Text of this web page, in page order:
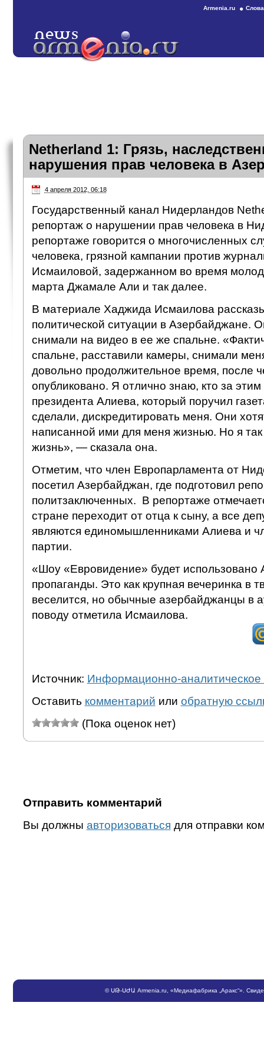
Armenia.ru
Netherland 1: Грязь,
нарушения прав человека в
4 апреля 2012, 06:18
Государственный канал Нидерландов
репортаж о нарушении прав человека в
репортаже говорится о многочисленных
человека, грязной кампании против
Исмаиловой, задержанном во время
марта Джамале Али и так далее.
В материале Хаджида Исмаилова
политической ситуации в Азербайджане.
снимали на видео в ее же спальне.
спальне, расставили камеры, снимали
довольно продолжительное время, после
опубликовано. Я отлично знаю, кто за
президента Алиева, который поручил
сделали, дискредитировать меня. Они
написанной ими для меня жизнью. Но я так
жизнь», — сказала она.
Отметим, что член Европарламента от
посетил Азербайджан, где подготовил
политзаключенных. В репортаже
стране переходит от отца к сыну, а все
являются единомышленниками Алиева и
партии.
«Шоу «Евровидение» будет использовано
пропаганды. Это как крупная вечеринка в
веселится, но обычные азербайджанцы в
поводу отметила Исмаилова.
Источник: Информационно-аналитическое
Оставить комментарий или обратную
(Пока оценок нет)
Отправить комментарий
Вы должны авторизоваться для отправки
©ՍԹ-ՍԺԱ Armenia.ru , «Медиафабрика „Аракс“».